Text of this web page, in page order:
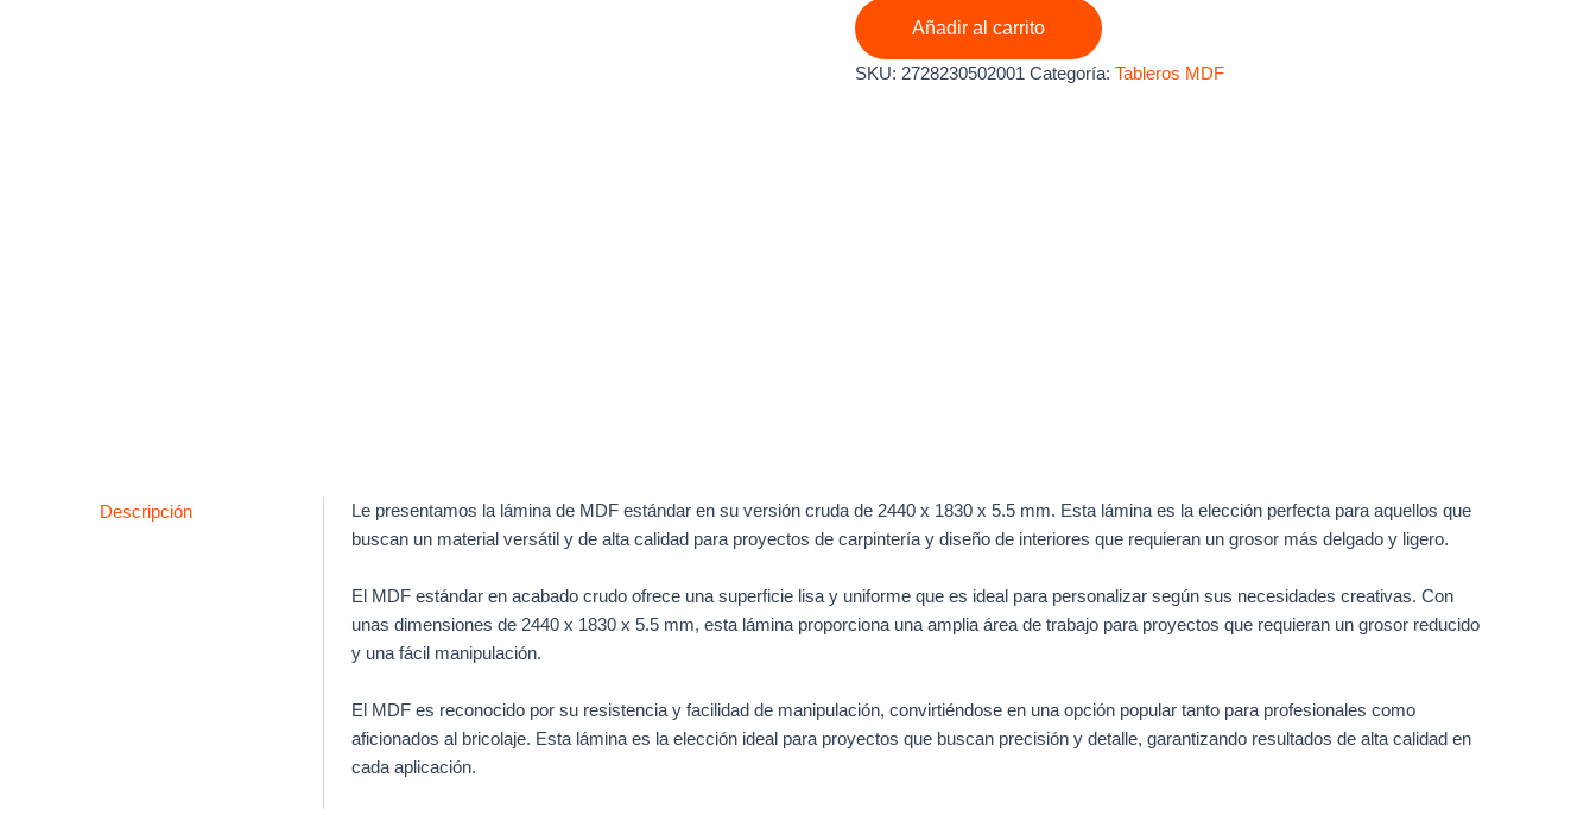
ESTANDAR
CRUDO
2440
X
Añadir al carrito
SKU: 2728230502001 Categoría: Tableros MDF
Descripción
Le presentamos la lámina de MDF estándar en su versión cruda de 2440 x 1830 x 5.5 mm. Esta lámina es la elección perfecta para aquellos que
buscan un material versátil y de alta calidad para proyectos de carpintería y diseño de interiores que requieran un grosor más delgado y ligero.
El MDF estándar en acabado crudo ofrece una superficie lisa y uniforme que es ideal para personalizar según sus necesidades creativas. Con
unas dimensiones de 2440 x 1830 x 5.5 mm, esta lámina proporciona una amplia área de trabajo para proyectos que requieran un grosor reducido
y una fácil manipulación.
El MDF es reconocido por su resistencia y facilidad de manipulación, convirtiéndose en una opción popular tanto para profesionales como
aficionados al bricolaje. Esta lámina es la elección ideal para proyectos que buscan precisión y detalle, garantizando resultados de alta calidad en
cada aplicación.